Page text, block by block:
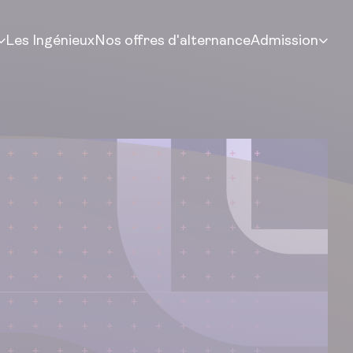
Les IngénieuxNos offres d'alternanceAdmission